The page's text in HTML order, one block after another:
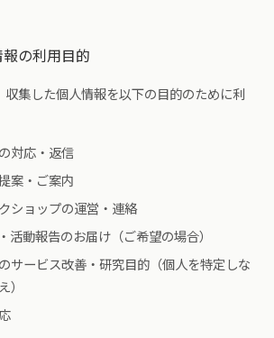
の利用目的
収集した個人情報を以下の目的のために利
対応・返信
案・ご案内
ショップの運営・連絡
活動報告のお届け（ご希望の場合）
サービス改善・研究目的（個人を特定しな